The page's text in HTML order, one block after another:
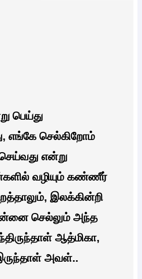
பெய்து
எங்கே செல்கிறோம்
என்று
வழியும் கண்ணீர்
இலக்கின்றி
செல்லும் அந்த
ஆத்மிகா,
அவள்..